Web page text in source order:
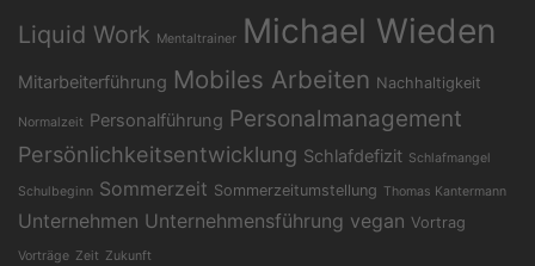
Liquid Work Mentaltrainer Michael Wieden
Mitarbeiterführung Mobiles Arbeiten Nachhaltigkeit
Normalzeit Personalführung Personalmanagement
Persönlichkeitsentwicklung Schlafdefizit Schlafmangel
Schulbeginn Sommerzeit Sommerzeitumstellung Thomas Kantermann
Unternehmen Unternehmensführung vegan Vortrag
Vorträge Zeit Zukunft